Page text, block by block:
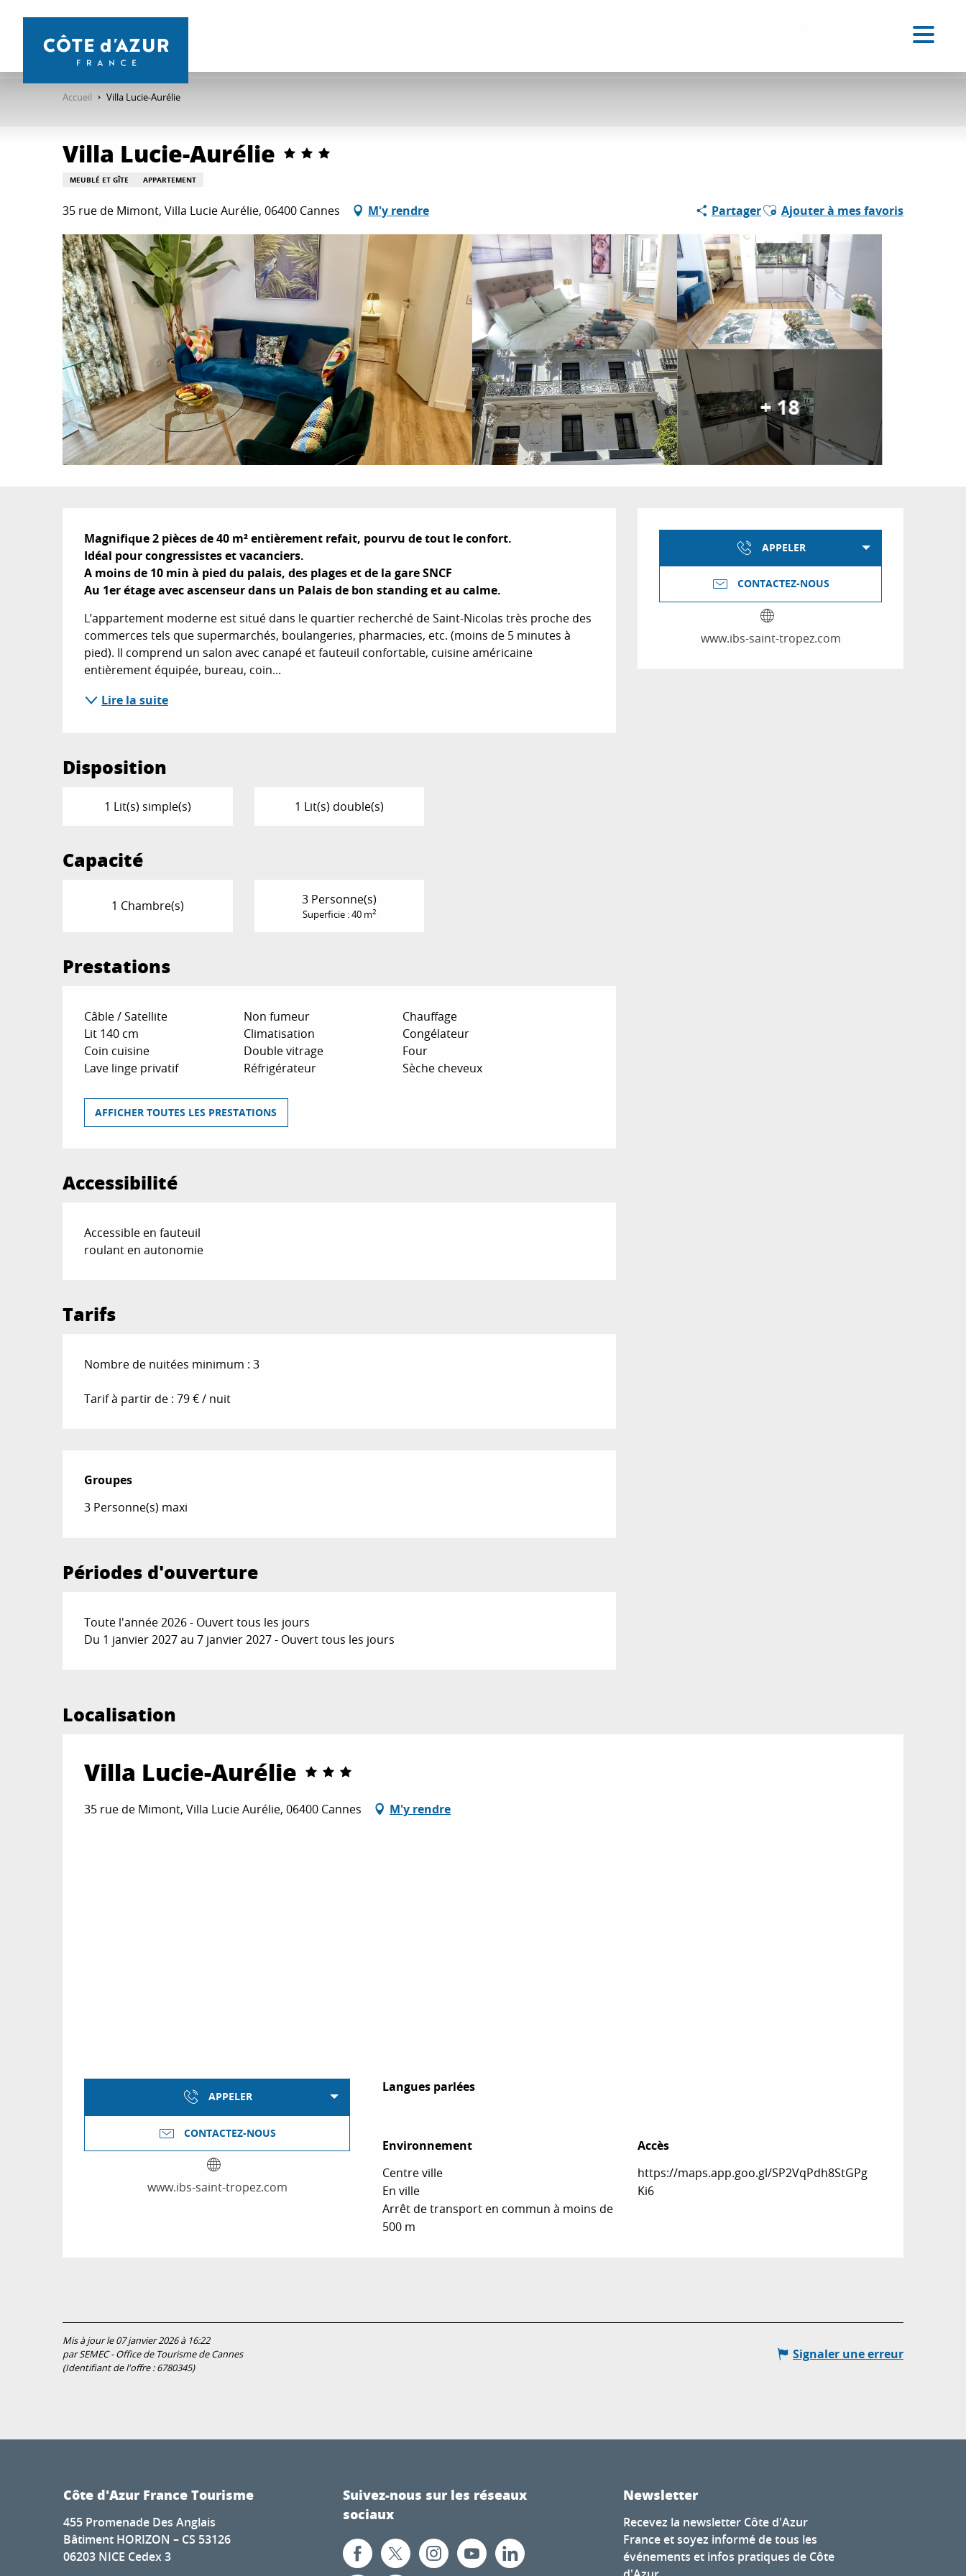
contenu
Accueil Villa Lucie-Aurélie
Villa Lucie-Aurélie
MEUBLÉ ET GÎTE APPARTEMENT
35 rue de Mimont, Villa Lucie Aurélie, 06400 Cannes M'y rendre PartagerAjouter aux favoris
Ajouter à mes favoris
+ 18
Ouverture et
APPELER
CONTACTEZ-NOUS
www.ibs-saint-tropez.com
Description
Magnifique 2 pièces de 40 m² entièrement refait, pourvu de tout le confort.
Idéal pour congressistes et vacanciers.
A moins de 10 min à pied du palais, des plages et de la gare SNCF
Au 1er étage avec ascenseur dans un Palais de bon standing et au calme.
L’appartement moderne est situé dans le quartier recherché de Saint-Nicolas très proche des
commerces tels que supermarchés, boulangeries, pharmacies, etc. (moins de 5 minutes à
pied). Il comprend un salon avec canapé et fauteuil confortable, cuisine américaine
entièrement équipée, bureau, coin...
Lire la suite
Disposition
1 Lit(s) simple(s) 1 Lit(s) double(s)
Capacité
1 Chambre(s) 3 Personne(s)
Superficie : 40 m2
Prestations
Câble / Satellite Non fumeur
Chauffage
Lit 140 cm
Climatisation
Congélateur
Coin cuisine
Double vitrage
Four
Lave linge privatif
Réfrigérateur Sèche cheveux
AFFICHER TOUTES LES PRESTATIONS
Accessibilité
Accessible en fauteuil
roulant en autonomie
Tarifs
Nombre de nuitées minimum : 3
Tarif à partir de : 79 € / nuit
Groupes
Groupes
3 Personne(s) maxi
Périodes d'ouverture
Toute l'année 2026 - Ouvert tous les jours
Du 1 janvier 2027 au 7 janvier 2027 - Ouvert tous les jours
Localisation
Villa Lucie-Aurélie
35 rue de Mimont, Villa Lucie Aurélie, 06400 Cannes M'y rendre
APPELER
CONTACTEZ-NOUS
www.ibs-saint-tropez.com
Langues parlées
Langues parlées
Environnement
Environnement
Centre ville
En ville
Arrêt de transport en commun à moins de
500 m
Accès
Accès
https://maps.app.goo.gl/SP2VqPdh8StGPg
Ki6
Mis à jour le 07 janvier 2026 à 16:22
par SEMEC - Office de Tourisme de Cannes
(Identifiant de l'offre :6780345)
Signaler une erreur
Côte d'Azur France Tourisme
455 Promenade Des Anglais
Bâtiment HORIZON – CS 53126
06203 NICE Cedex 3
Suivez-nous sur les réseaux
sociaux
Newsletter
Recevez la newsletter Côte d'Azur
France et soyez informé de tous les
événements et infos pratiques de Côte